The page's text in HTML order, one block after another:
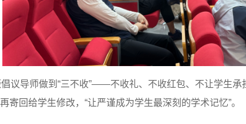
倡议导师做到“三不收”——不收礼、不收红包、不让学生
回给学生修改，“让严谨成为学生最深刻的学术记忆”。